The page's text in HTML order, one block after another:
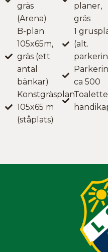
gräs
(Arena)
B-plan
105x65m,
gräs (ett
antal
bänkar)
Konstgräsplan
105x65 m
(ståplats)
planer,
gräs
1
(alt.
ca 500